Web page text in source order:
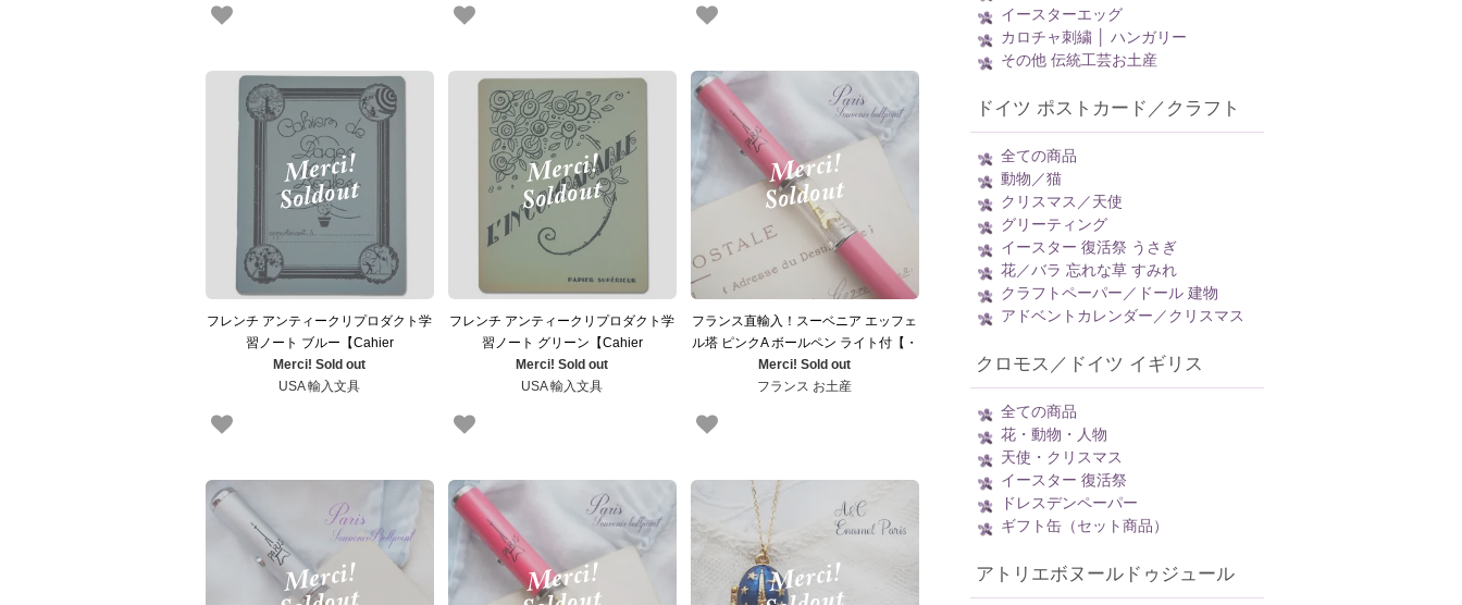
フレンチ アンティークリプロダクト学
習ノート ブルー【Cahier
d'exercices】
Merci! Sold out
USA 輸入文具
フレンチ アンティークリプロダクト学
習ノート グリーン【Cahier
d'exercices】
Merci! Sold out
USA 輸入文具
フランス直輸入！スーベニア エッフェ
ル塔 ピンクA ボールペン ライト付【・
フランス お土産 】
Merci! Sold out
フランス お土産
イースターエッグ
カロチャ刺繍 │ ハンガリー
その他 伝統工芸お土産
ドイツ ポストカード／クラフト
全ての商品
動物／猫
クリスマス／天使
グリーティング
イースター 復活祭 うさぎ
花／バラ 忘れな草 すみれ
クラフトペーパー／ドール 建物
アドベントカレンダー／クリスマス
クロモス／ドイツ イギリス
全ての商品
花・動物・人物
天使・クリスマス
イースター 復活祭
ドレスデンペーパー
ギフト缶（セット商品）
アトリエボヌールドゥジュール